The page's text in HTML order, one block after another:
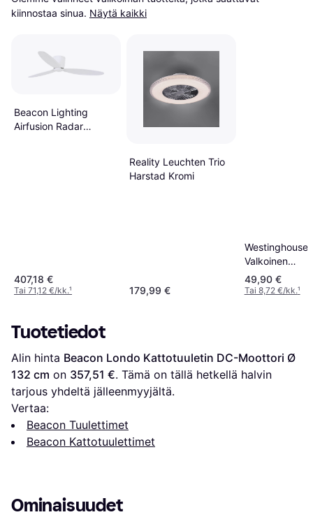
kiinnostaa sinua. Näytä kaikki
Beacon Lighting
Airfusion Radar
407,18 €
Tai 71,12 €/kk.¹
Reality Leuchten Trio
Harstad Kromi
179,99 €
Westinghouse
Valkoinen
Kaukosäädin
Puhaltimille
49,90 €
Tai 8,72 €/kk.¹
Tuotetiedot
Alin hinta Beacon Londo Kattotuuletin DC-Moottori Ø
132 cm on 357,51 €. Tämä on tällä hetkellä halvin
tarjous yhdeltä jälleenmyyjältä.
Vertaa:
Beacon Tuulettimet
Beacon Kattotuulettimet
Ominaisuudet